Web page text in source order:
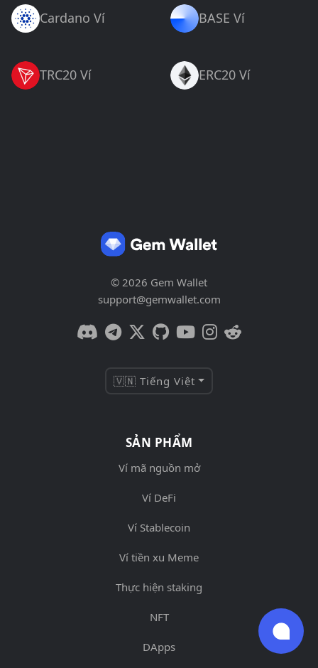
Cardano Ví BASE Ví
TRC20 Ví ERC20 Ví
© 2026 Gem Wallet
support@gemwallet.com
🇻🇳 Tiếng Việt
SẢN PHẨM
Ví mã nguồn mở
Ví DeFi
Ví Stablecoin
Ví tiền xu Meme
Thực hiện staking
NFT
DApps